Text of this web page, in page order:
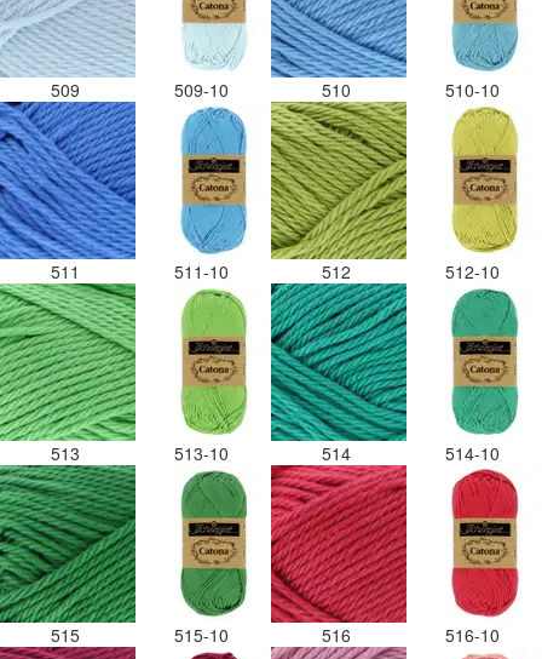
509 509-10 510 510-10
511 511-10 512 512-10
513 513-10 514 514-10
515 515-10 516 516-10